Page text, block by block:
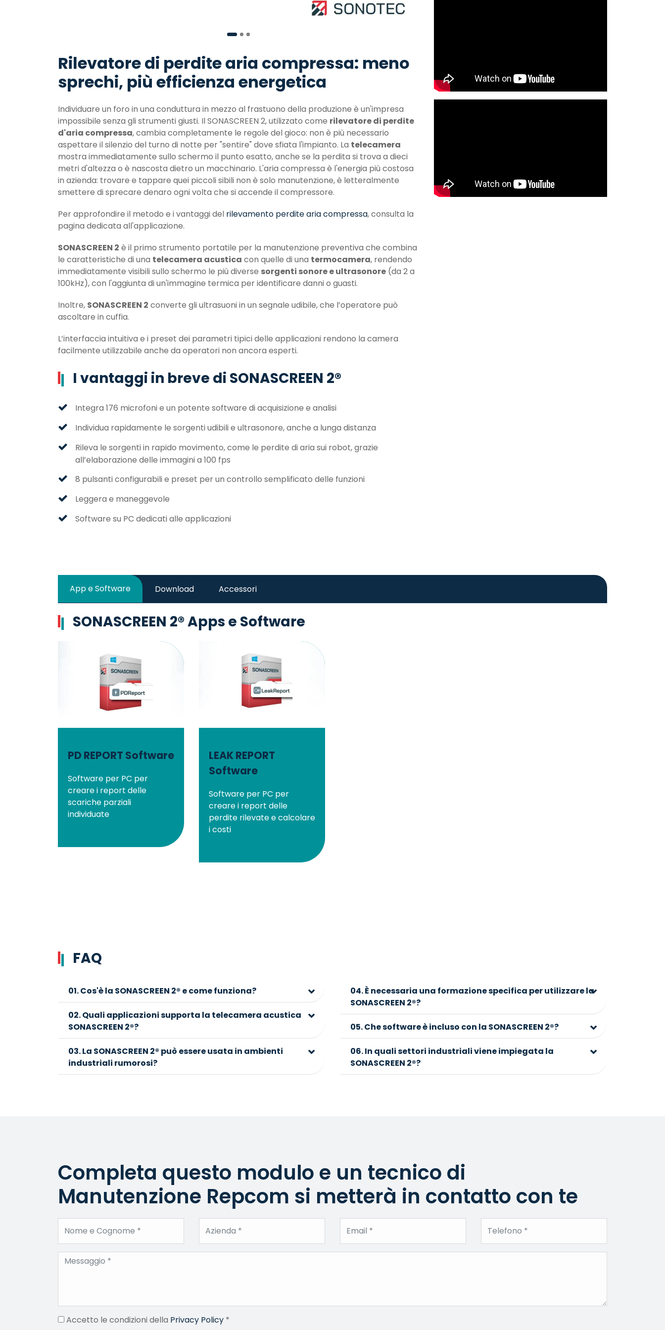
Rilevatore di perdite aria compressa: meno
sprechi, più efficienza energetica
Individuare un foro in una conduttura in mezzo al frastuono della produzione è un'impresa
impossibile senza gli strumenti giusti. Il SONASCREEN 2, utilizzato come rilevatore di perdite
d'aria compressa, cambia completamente le regole del gioco: non è più necessario
aspettare il silenzio del turno di notte per "sentire" dove sfiata l'impianto. La telecamera
mostra immediatamente sullo schermo il punto esatto, anche se la perdita si trova a dieci
metri d'altezza o è nascosta dietro un macchinario. L'aria compressa è l'energia più costosa
in azienda: trovare e tappare quei piccoli sibili non è solo manutenzione, è letteralmente
smettere di sprecare denaro ogni volta che si accende il compressore.
Per approfondire il metodo e i vantaggi del rilevamento perdite aria compressa, consulta la
pagina dedicata all'applicazione.
SONASCREEN 2 è il primo strumento portatile per la manutenzione preventiva che combina
le caratteristiche di una telecamera acustica con quelle di una termocamera, rendendo
immediatamente visibili sullo schermo le più diverse sorgenti sonore e ultrasonore (da 2 a
100kHz), con l'aggiunta di un'immagine termica per identificare danni o guasti.
Inoltre, SONASCREEN 2 converte gli ultrasuoni in un segnale udibile, che l’operatore può
ascoltare in cuffia.
L’interfaccia intuitiva e i preset dei parametri tipici delle applicazioni rendono la camera
facilmente utilizzabile anche da operatori non ancora esperti.
I vantaggi in breve di SONASCREEN 2®
Integra 176 microfoni e un potente software di acquisizione e analisi
Individua rapidamente le sorgenti udibili e ultrasonore, anche a lunga distanza
Rileva le sorgenti in rapido movimento, come le perdite di aria sui robot, grazie
all’elaborazione delle immagini a 100 fps
8 pulsanti configurabili e preset per un controllo semplificato delle funzioni
Leggera e maneggevole
Software su PC dedicati alle applicazioni
App e Software Download Accessori
SONASCREEN 2® Apps e Software
PD REPORT Software
Software per PC per
creare i report delle
scariche parziali
individuate
LEAK REPORT
Software
Software per PC per
creare i report delle
perdite rilevate e calcolare
i costi
FAQ
01. Cos'è la SONASCREEN 2® e come funziona?
02. Quali applicazioni supporta la telecamera acustica
SONASCREEN 2®?
03. La SONASCREEN 2® può essere usata in ambienti
industriali rumorosi?
04. È necessaria una formazione specifica per utilizzare la
SONASCREEN 2®?
05. Che software è incluso con la SONASCREEN 2®?
06. In quali settori industriali viene impiegata la
SONASCREEN 2®?
Completa questo modulo e un tecnico di
Manutenzione Repcom si metterà in contatto con te
Accetto le condizioni della Privacy Policy *